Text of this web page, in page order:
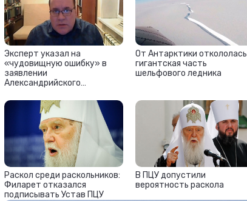
Эксперт указал на
«чудовищную ошибку» в
заявлении
Александрийского
«Православной церкви
Украины»
От Антарктики откололась
гигантская часть
шельфового ледника
Раскол среди раскольников:
Филарет отказался
подписывать Устав ПЦУ
В ПЦУ допустили
вероятность раскола